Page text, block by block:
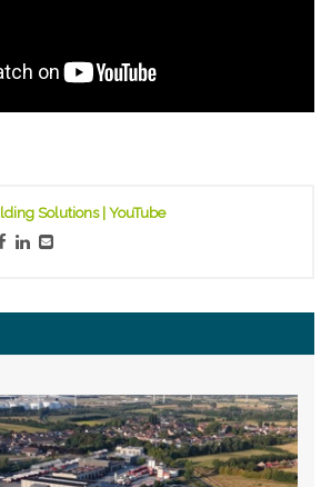
Solutions | YouTube